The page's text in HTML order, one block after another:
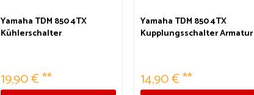
Yamaha TDM 850 4TX
Kühlerschalter
19,90 € **
Yamaha TDM 850 4TX
Kupplungsschalter Armatur
14,90 € **